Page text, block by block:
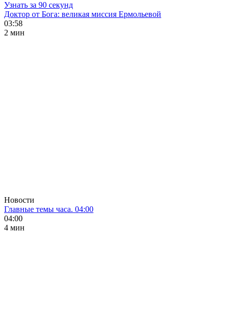
Узнать за 90 секунд
Доктор от Бога: великая миссия Ермольевой
03:58
2 мин
Новости
Главные темы часа. 04:00
04:00
4 мин